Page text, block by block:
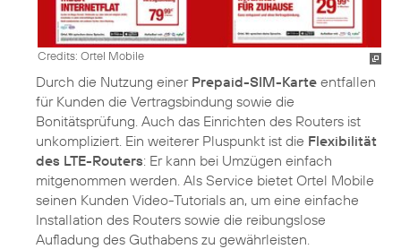
Credits: Ortel Mobile
Durch die Nutzung einer Prepaid-SIM-Karte entfallen
für Kunden die Vertragsbindung sowie die
Bonitätsprüfung. Auch das Einrichten des Routers ist
unkompliziert. Ein weiterer Pluspunkt ist die Flexibilität
des LTE-Routers: Er kann bei Umzügen einfach
mitgenommen werden. Als Service bietet Ortel Mobile
seinen Kunden Video-Tutorials an, um eine einfache
Installation des Routers sowie die reibungslose
Aufladung des Guthabens zu gewährleisten.